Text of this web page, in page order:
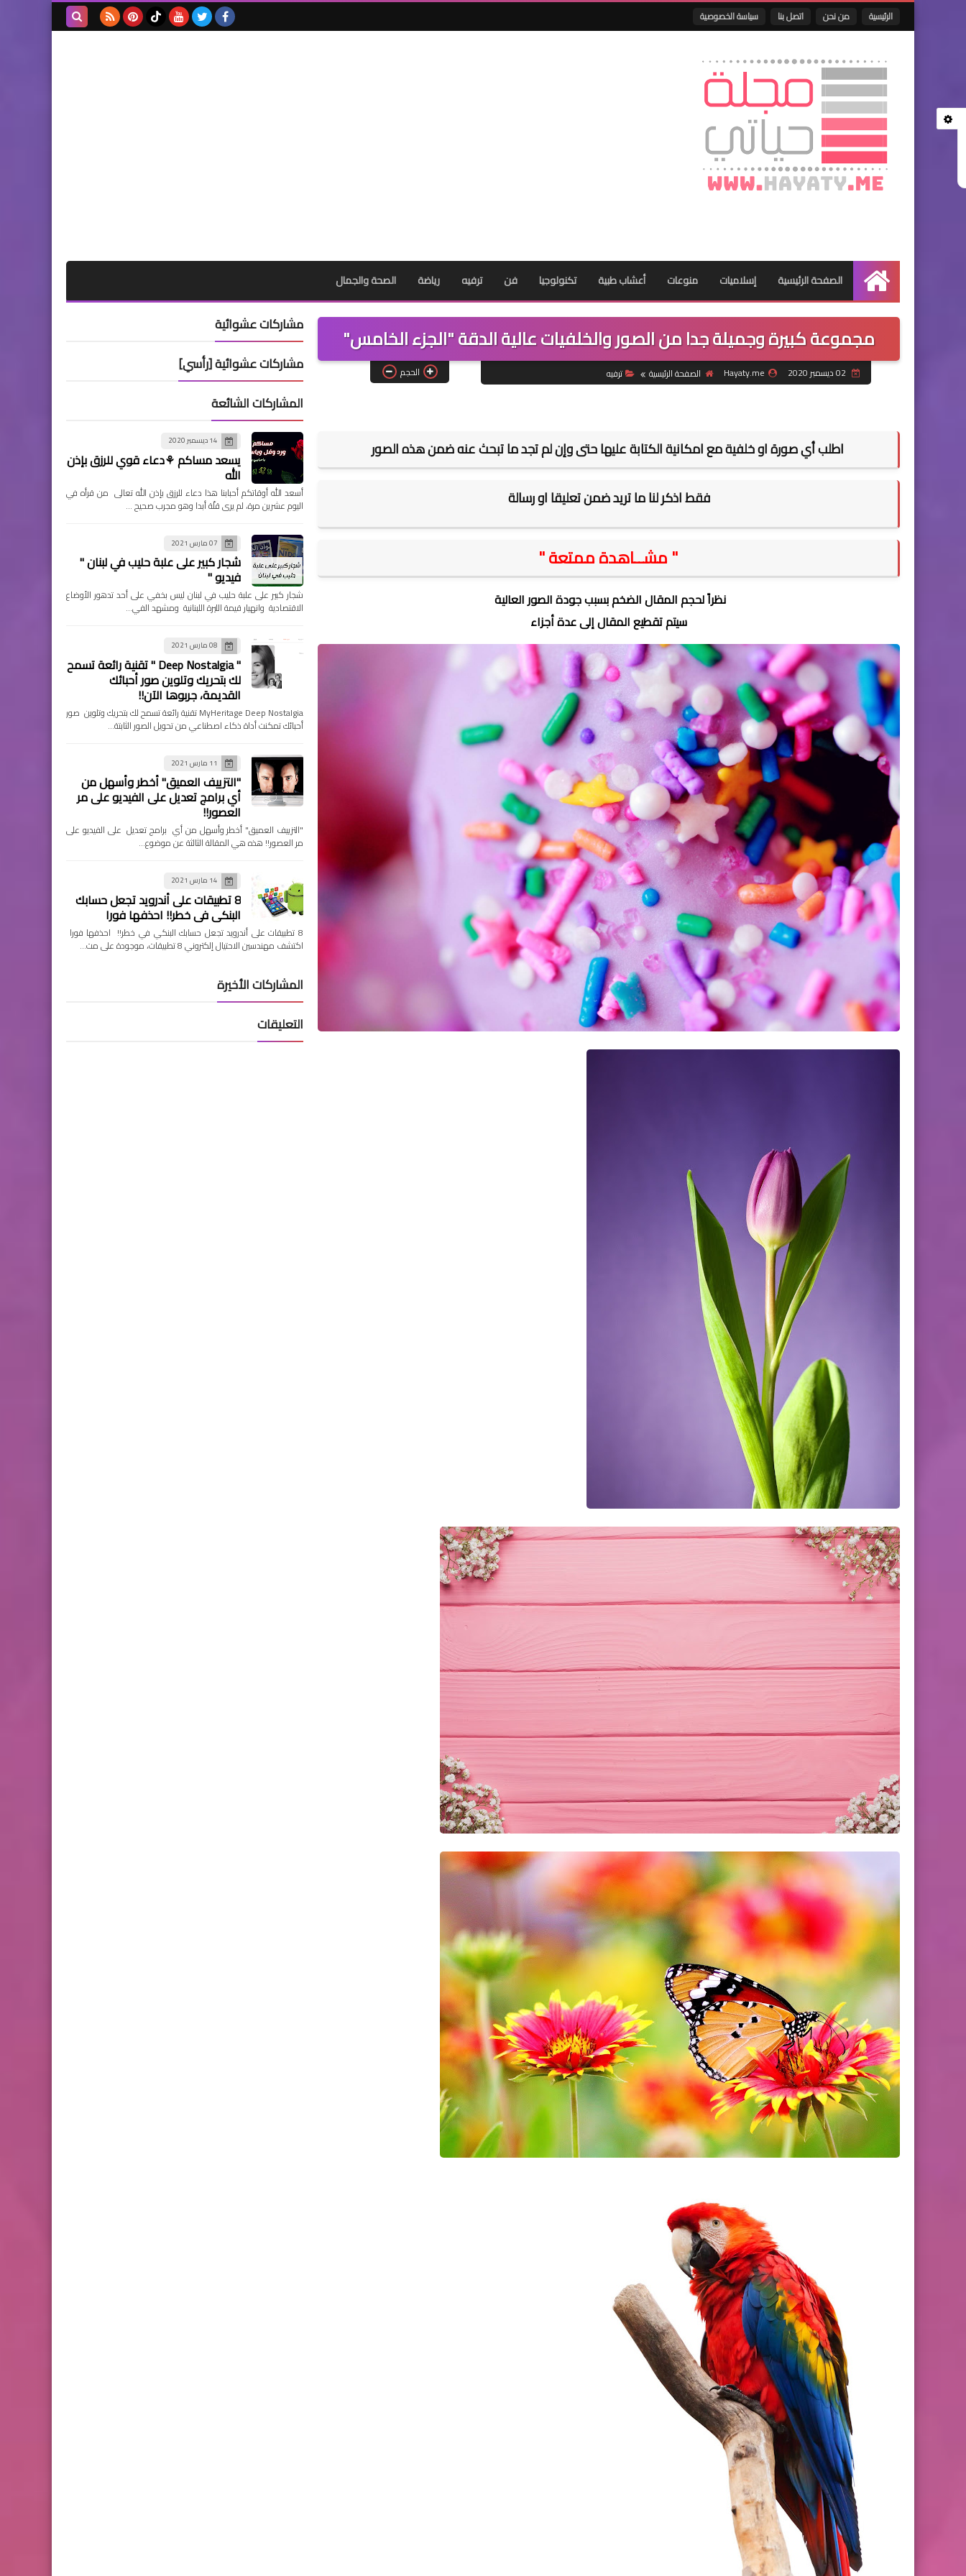
الرئيسية من نحن اتصل بنا سياسة الخصوصية
الرئيسية
الصفحة الرئيسية إسلاميات منوعات أعشاب طبية تكنولوجيا فن ترفيه رياضة الصحة والجمال
مجموعة كبيرة وجميلة جدا من الصور والخلفيات عالية الدقة "الجزء الخامس"
02 ديسمبر 2020 Hayaty.me الصفحة الرئيسية ترفيه الحجم
اطلب أي صورة او خلفية مع امكانية الكتابة عليها حتى وإن لم تجد ما تبحث عنه ضمن هذه الصور
فقط اذكر لنا ما تريد ضمن تعليقا او رسالة
" مشــاهدة ممتعة "
نظراً لحجم المقال الضخم بسبب جودة الصور العالية
سيتم تقطيع المقال إلى عدة أجزاء
مشاركات عشوائية
مشاركات عشوائية [رأسي]
المشاركات الشائعة
14 ديسمبر 2020
يسعد مساكم ⚘دعاء قوي للرزق بإذن
الله
أسعد الله أوقاتكم أحبابنا هذا دعاء للرزق بإذن الله تعالى من قرأه في
اليوم عشرين مرة، لم يرى قلّة أبدا وهو مجرب صحيح …
07 مارس 2021
شجار كبير على علبة حليب في لبنان "
فيديو "
شجار كبير على علبة حليب في لبنان ليس بخفي على أحد تدهور الأوضاع
الاقتصادية وانهيار قيمة الليرة اللبنانية ومشهد الفي…
08 مارس 2021
" Deep Nostalgia " تقنية رائعة تسمح
لك بتحريك وتلوين صور أحبائك
القديمة، جربوها الآن!!
MyHeritage Deep Nostalgia تقنية رائعة تسمح لك بتحريك وتلوين صور
أحبائك تمكنت أداة ذكاء اصطناعي من تحويل الصور الثابتة…
11 مارس 2021
"التزييف العميق" أخطر وأسهل من
أي برامج تعديل على الفيديو على مر
العصور!!
"التزييف العميق" أخطر وأسهل من أي برامج تعديل على الفيديو على
مر العصور!! هذه هي المقالة الثالثة عن موضوع…
14 مارس 2021
8 تطبيقات على أندرويد تجعل حسابك
البنكي في خطر!! احذفها فورا
8 تطبيقات على أندرويد تجعل حسابك البنكي في خطر!! احذفها فورا
اكتشف مهندسين الاحتيال إلكتروني 8 تطبيقات، موجودة على مت…
المشاركات الأخيرة
التعليقات